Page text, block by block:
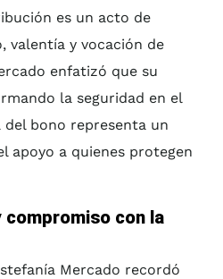
es un acto de
valentía y vocación de
enfatizó que su
la seguridad en el
bono representa un
apoyo a quienes protegen
compromiso con la
Mercado recordó